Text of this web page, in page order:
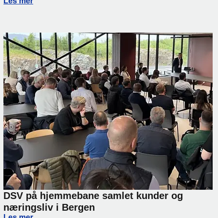
DSV på hjemmebane samlet kunder og
næringsliv i Bergen